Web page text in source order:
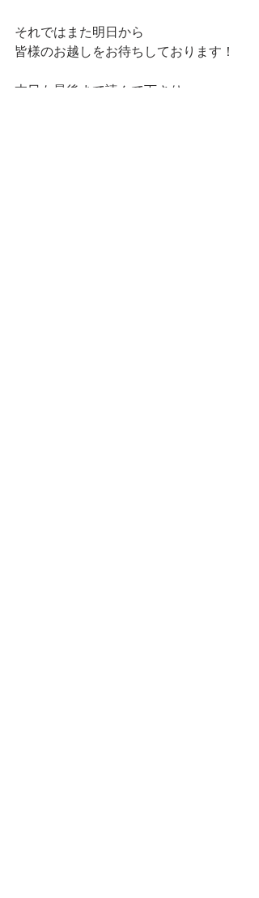
それではまた明日から
皆様のお越しをお待ちしております！
本日も最後まで読んで下さり